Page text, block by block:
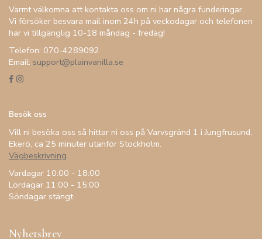
Varmt välkomna att kontakta oss om ni har några funderingar.
Vi försöker besvara mail inom 24h på veckodagar och telefonen
har vi tillgänglig 10-18 måndag - fredag!
Telefon: 070-4289092
Email: support@plainvanilla.se
Besök oss
Vill ni besöka oss så hittar ni oss på Varvsgränd 1 i Jungfrusund,
Ekerö, ca 25 minuter utanför Stockholm.
Vägbeskrivning
Vardagar 10:00 - 18:00
Lördagar 11:00 - 15:00
Söndagar stängt
Nyhetsbrev